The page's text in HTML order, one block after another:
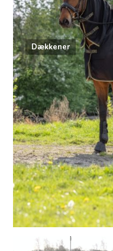
Dækkener